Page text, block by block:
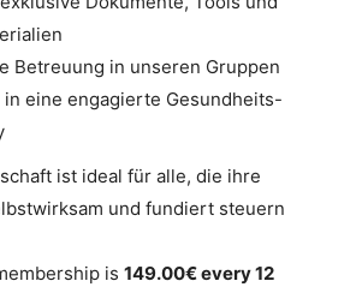
Betreuung in unseren Gruppen
in eine engagierte Gesundheits-
ist ideal für alle, die ihre
und fundiert steuern
is 149.00€ every 12